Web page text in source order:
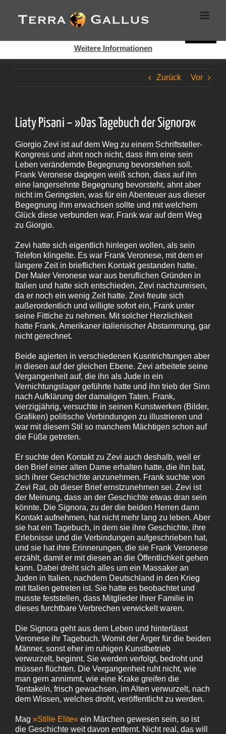
Inhalt
springen
Zurück Vor
Liaty Pisani – »Das Tagebuch der Signora«
Giorgio Zevi ist auf dem Weg zu einem Schriftsteller-
Kongress und ahnt noch nicht, dass ihm eine sein
Leben verändernde Begegnung bevorstehen soll.
Frank Veronese dagegen weiß schon, dass auf ihn
eine langersehnte Begegnung bevorsteht, ahnt aber
nicht im Geringsten, was für ein Abenteuer aus dieser
Begegnung ihm erwachsen sollte und mit welchem
Glück diese verbunden war. Frank war auf dem Weg
zu Giorgio.
Zevi hatte sich eigentlich hinlegen wollen, als sein
Telefon klingelte. Es war Frank Veronese, mit dem er
längere Zeit in brieflichen Kontakt gestanden hatte.
Der Maler Veronese war aus beruflichen Gründen in
Italien und hatte sich entschieden, Zevi nachzureisen,
da er noch ein wenig Zeit hatte. Zevi freute sich
außerordentlich und willigte sofort ein, Frank unter
seine Fittiche zu nehmen. Mit solcher Herzlichkeit
hatte Frank, Amerikaner italienischer Abstammung, gar
nicht gerechnet.
Beide agierten in verschiedenen Kusntrichtungen aber
in diesen auf der gleichen Ebene. Zevi arbeitete seine
Vergangenheit auf, die ihn als Jude in ein
Vernichtungslager geführte hatte und ihn trieb der Sinn
nach Aufklärung der damaligen Taten. Frank,
vierzigjährig, versuchte in seinen Kunstwerken (Bilder,
Grafiken) politische Verbindungen zu illustrieren und
war mit diesem Stil so manchem Mächtigen schon auf
die Füße getreten.
Er suchte den Kontakt zu Zevi auch deshalb, weil er
den Brief einer alten Dame erhalten hatte, die ihn bat,
sich ihrer Geschichte anzunehmen. Frank suchte von
Zevi Rat, ob dieser Brief ernstzunehmen sei. Zevi ist
der Meinung, dass an der Geschichte etwas dran sein
könnte. Die Signora, zu der die beiden Herren dann
Kontakt aufnehmen, hat nicht mehr lang zu leben. Aber
sie hat ein Tagebuch, in dem sie ihre Geschichte, ihre
Erlebnisse und die Verbindungen aufgeschrieben hat,
und sie hat ihre Erinnerungen, die sie Frank Veronese
erzählt, damit er mit diesen an die Öffentlichkeit gehen
kann. Dabei dreht sich alles um ein Massaker an
Juden in Italien, nachdem Deutschland in den Krieg
mit Italien getreten ist. Sie hatte es beobachtet und
musste feststellen, dass Mitglieder ihrer Familie in
dieses furchtbare Verbrechen verwickelt waren.
Die Signora geht aus dem Leben und hinterlässt
Veronese ihr Tagebuch. Womit der Ärger für die beiden
Männer, sonst eher im ruhigen Kunstbetrieb
verwurzelt, beginnt. Sie werden verfolgt, bedroht und
müssen flüchten. Die Vergangenheit ruht nicht, wie
man gern annimmt, wie eine Krake greifen die
Tentakeln, frisch gewachsen, im Alten verwurzelt, nach
dem Wissen, welches droht, veröffentlicht zu werden.
Mag »Stille Elite« ein Märchen gewesen sein, so ist
die Geschichte weit davon entfernt. Nicht real, das will
Cookies helfen auf auf dieser Seite bei der Bereitstellung der
Dienste. Durch die Nutzung dieser Webseite erklären Sie sich
Weitere Informationen